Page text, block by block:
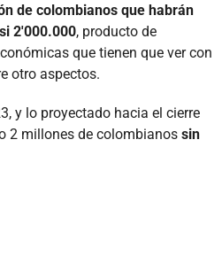
de colombianos que habrán
2'000.000, producto de
que tienen que ver con
otro aspectos.
y lo proyectado hacia el cierre
2 millones de colombianos sin